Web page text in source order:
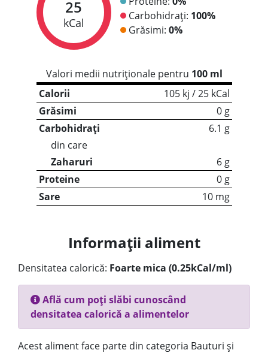
25
kCal
Carbohidrați: 100%
Grăsimi: 0%
Valori medii nutriționale pentru 100 ml
Calorii
105 kj / 25 kCal
Grăsimi
0 g
Carbohidrați
6.1 g
din care
Zaharuri
6 g
Proteine
0 g
Sare
10 mg
Informații aliment
Densitatea calorică: Foarte mica (0.25kCal/ml)
Află cum poți slăbi cunoscând
densitatea calorică a alimentelor
Acest aliment face parte din categoria Bauturi și